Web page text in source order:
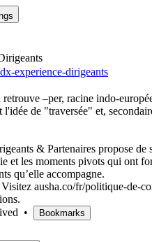
experience-dirigeants
–per, racine indo-
l'idée de "traversée" et,
& Partenaires propose de
et les moments pivots qui ont
qu’elle accompagne.
ausha.co/fr/politique-de-
• Bookmarks